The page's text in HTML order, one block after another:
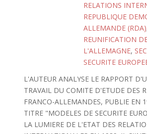
RELATIONS
REPUBLIQUE
ALLEMANDE (RDA)
REUNIFICATION
L'ALLEMAGNE,
SECURITE
L'AUTEUR ANALYSE LE RAPPORT
TRAVAIL DU COMITE D'ETUDE DES
FRANCO-ALLEMANDES, PUBLIE EN
TITRE "MODELES DE SECURITE
LA LUMIERE DE L'ETAT DES